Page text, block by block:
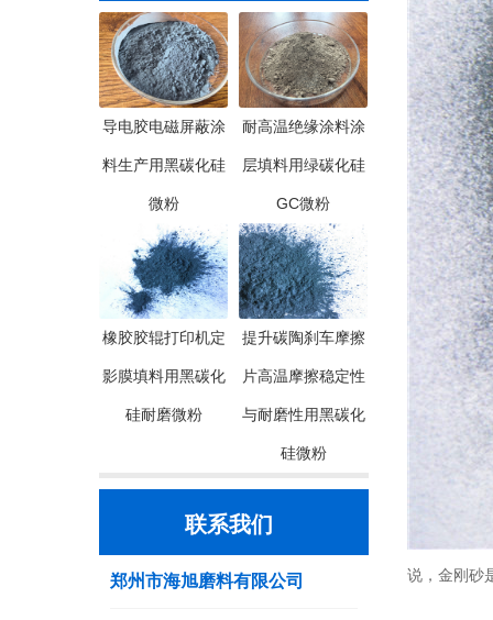
导电胶电磁屏蔽涂
料生产用黑碳化硅
微粉
耐高温绝缘涂料涂
层填料用绿碳化硅
GC微粉
橡胶胶辊打印机定
影膜填料用黑碳化
硅耐磨微粉
提升碳陶刹车摩擦
片高温摩擦稳定性
与耐磨性用黑碳化
硅微粉
联系我们
郑州市海旭磨料有限公司 说，金刚砂